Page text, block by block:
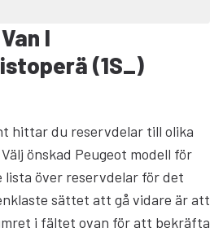
I
(1S_)
hittar du reservdelar till olika
önskad Peugeot modell för
över reservdelar för det
sättet att gå vidare är att
i fältet ovan för att bekräfta